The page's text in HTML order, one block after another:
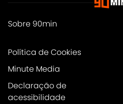
Sobre 90min
Política de Cookies
Minute Media
Declaração de
acessibilidade